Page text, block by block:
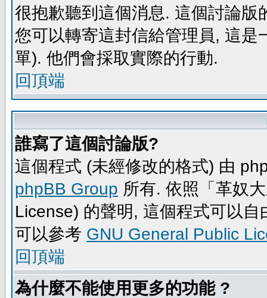
很抱歉聽到這個消息. 這個討論
您可以轉寄這封信給管理員, 這
單). 他們會採取實際的行動.
回頂端
誰寫了這個討論版?
這個程式 (未經修改的格式) 由
phpBB Group 所有. 依照「革奴
License) 的聲明, 這個程式可以
可以參考 GNU General Public
回頂端
為什麼不能使用更多的功能 ?